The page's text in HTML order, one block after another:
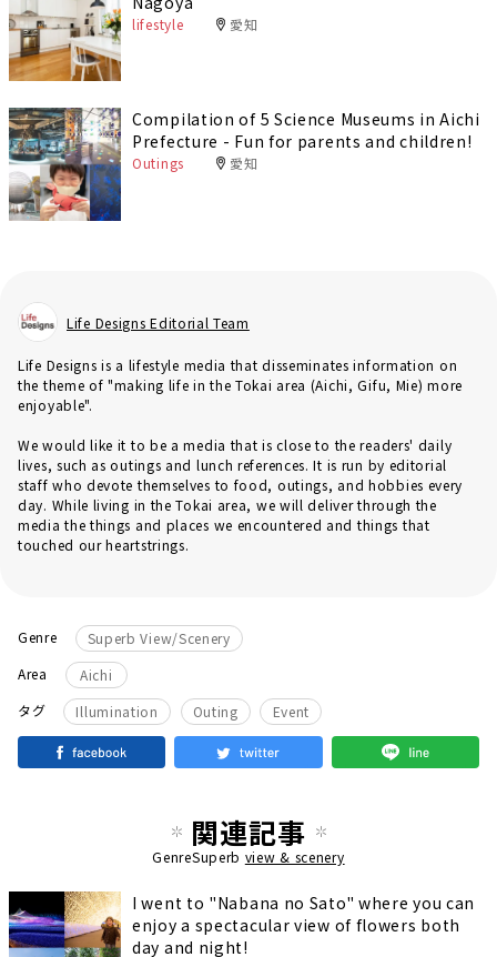
lifestyle 愛知
Compilation of 5 Science Museums in Aichi
Prefecture - Fun for parents and children!
Outings 愛知
Life Designs Editorial Team
Life Designs is a lifestyle media that disseminates information on
the theme of "making life in the Tokai area (Aichi, Gifu, Mie) more
enjoyable".
We would like it to be a media that is close to the readers' daily
lives, such as outings and lunch references. It is run by editorial
staff who devote themselves to food, outings, and hobbies every
day. While living in the Tokai area, we will deliver through the
media the things and places we encountered and things that
touched our heartstrings.
Genre
Superb View/Scenery
Area
Aichi
タグ
Illumination Outing ​ ​ Event
関連記事
GenreSuperb view & scenery
I went to "Nabana no Sato" where you can
enjoy a spectacular view of flowers both
day and night!